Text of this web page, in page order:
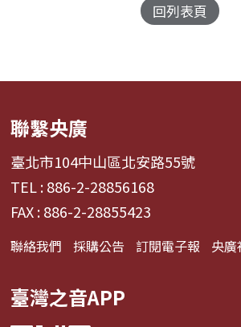
回列表頁
聯繫央廣
臺北市104中山區北安路55號
TEL : 886-2-28856168
FAX : 886-2-28855423
聯絡我們 採購公告 訂閱電子報 央
臺灣之音APP